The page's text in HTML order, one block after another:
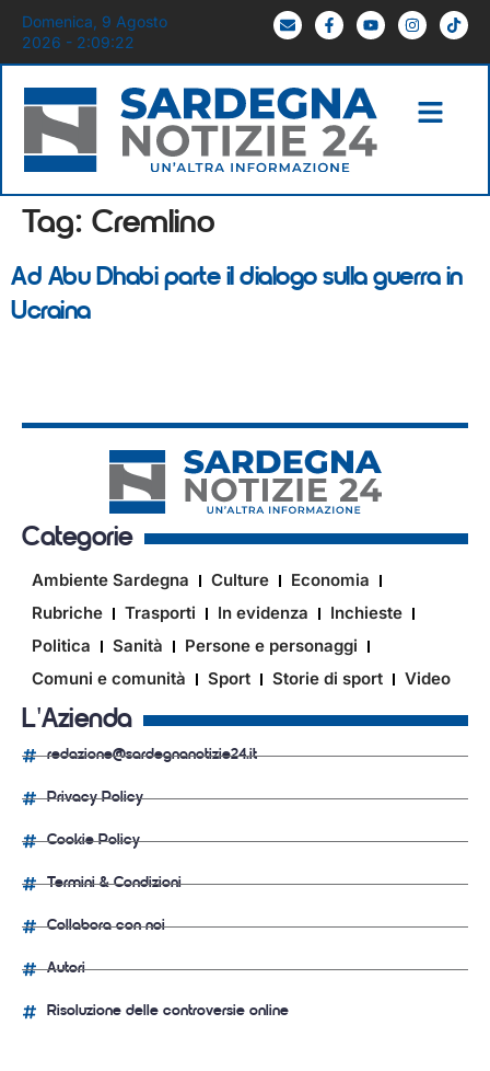
Domenica, 9 Agosto
2026 - 2:09:22
Tag: Cremlino
Ad Abu Dhabi parte il dialogo sulla guerra in
Ucraina
Categorie
Ambiente Sardegna Culture
Economia
Rubriche
Trasporti In evidenza
Inchieste
Politica
Sanità
Persone e personaggi
Comuni e comunità
Sport Storie di sport Video
L'Azienda
redazione@sardegnanotizie24.it
Privacy Policy
Cookie Policy
Termini & Condizioni
Collabora con noi
Autori
Risoluzione delle controversie online